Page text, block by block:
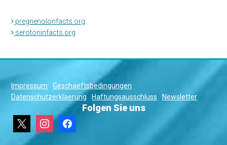
pregnenolonfacts.org
serotoninfacts.org
Impressum
Geschaeftsbedingungen
Datenschutzerklaerung
Haftungsausschluss Newsletter
Folgen Sie uns
instagramfacebook